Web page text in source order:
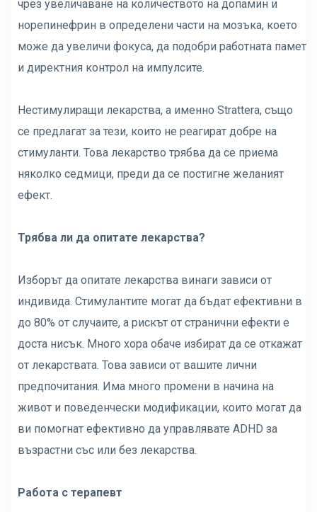
чрез увеличаване на количеството на допамин и
норепинефрин в определени части на мозъка, което
може да увеличи фокуса, да подобри работната памет
и директния контрол на импулсите.
Нестимулиращи лекарства, а именно Strattera, също
се предлагат за тези, които не реагират добре на
стимуланти. Това лекарство трябва да се приема
няколко седмици, преди да се постигне желаният
ефект.
Трябва ли да опитате лекарства?
Изборът да опитате лекарства винаги зависи от
индивида. Стимулантите могат да бъдат ефективни в
до 80% от случаите, а рискът от странични ефекти е
доста нисък. Много хора обаче избират да се откажат
от лекарствата. Това зависи от вашите лични
предпочитания. Има много промени в начина на
живот и поведенчески модификации, които могат да
ви помогнат ефективно да управлявате ADHD за
възрастни със или без лекарства.
Работа с терапевт